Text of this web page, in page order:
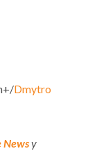
Dmytro
Newsy